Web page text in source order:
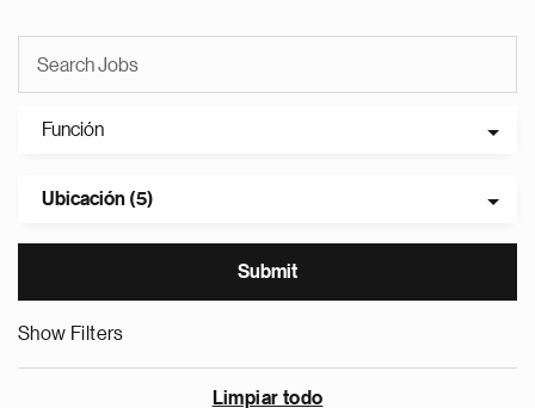
Función
Ubicación (5)
Show Filters
Limpiar todo